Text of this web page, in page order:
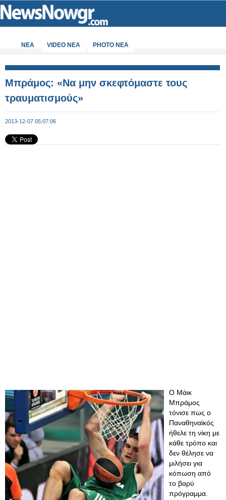
ΝΕΑ VIDEO NEA PHOTO NEA
Μπράμος: «Να μην σκεφτόμαστε τους
τραυματισμούς»
2013-12-07 05:07:06
Ο Μάικ
Μπράμος
τόνισε πως ο
Παναθηναϊκός
ήθελε τη νίκη με
κάθε τρόπο και
δεν θέλησε να
μιλήσει για
κόπωση από
το βαρύ
πρόγραμμα.